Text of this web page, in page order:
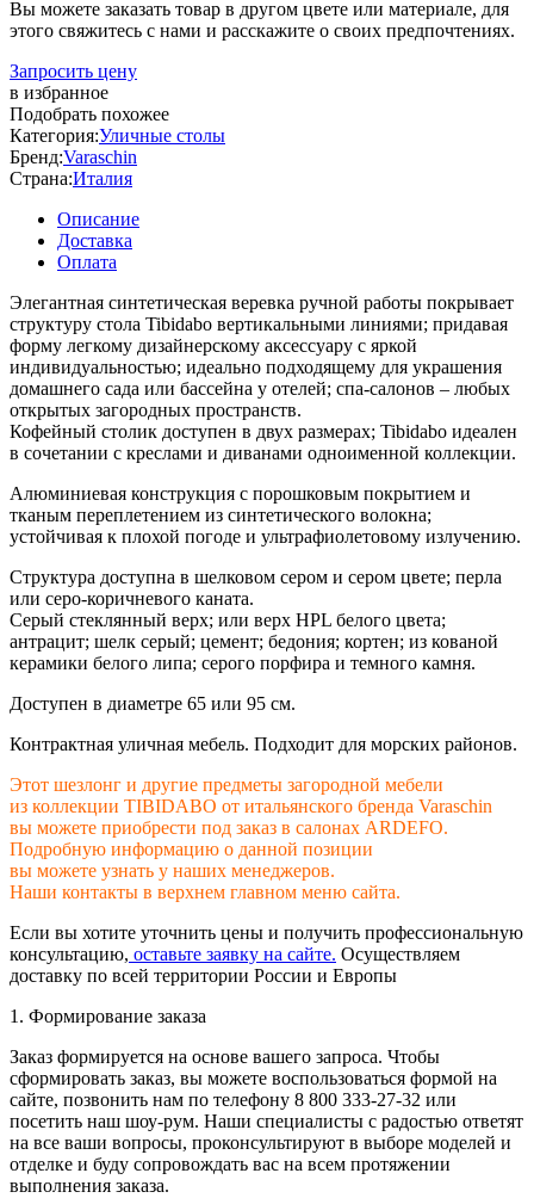
Вы можете заказать товар в другом цвете или материале, для
этого свяжитесь с нами и расскажите о своих предпочтениях.
Запросить цену
в избранное
Подобрать похожее
Категория:Уличные столы
Бренд:Varaschin
Страна:Италия
Описание
Доставка
Оплата
Элегантная синтетическая веревка ручной работы покрывает
структуру стола Tibidabo вертикальными линиями; придавая
форму легкому дизайнерскому аксессуару с яркой
индивидуальностью; идеально подходящему для украшения
домашнего сада или бассейна у отелей; спа-салонов – любых
открытых загородных пространств.
Кофейный столик доступен в двух размерах; Tibidabo идеален
в сочетании с креслами и диванами одноименной коллекции.
Алюминиевая конструкция с порошковым покрытием и
тканым переплетением из синтетического волокна;
устойчивая к плохой погоде и ультрафиолетовому излучению.
Структура доступна в шелковом сером и сером цвете; перла
или серо-коричневого каната.
Серый стеклянный верх; или верх HPL белого цвета;
антрацит; шелк серый; цемент; бедония; кортен; из кованой
керамики белого липа; серого порфира и темного камня.
Доступен в диаметре 65 или 95 см.
Контрактная уличная мебель. Подходит для морских районов.
Этот шезлонг и другие предметы загородной мебели
из коллекции TIBIDABO от итальянского бренда Varaschin
вы можете приобрести под заказ в салонах ARDEFO.
Подробную информацию о данной позиции
вы можете узнать у наших менеджеров.
Наши контакты в верхнем главном меню сайта.
Если вы хотите уточнить цены и получить профессиональную
консультацию, оставьте заявку на сайте. Осуществляем
доставку по всей территории России и Европы
1. Формирование заказа
Заказ формируется на основе вашего запроса. Чтобы
сформировать заказ, вы можете воспользоваться формой на
сайте, позвонить нам по телефону 8 800 333-27-32 или
посетить наш шоу-рум. Наши специалисты с радостью ответят
на все ваши вопросы, проконсультируют в выборе моделей и
отделке и буду сопровождать вас на всем протяжении
выполнения заказа.